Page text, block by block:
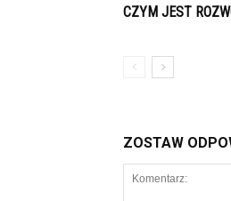
CZYM JEST
ZOSTAW